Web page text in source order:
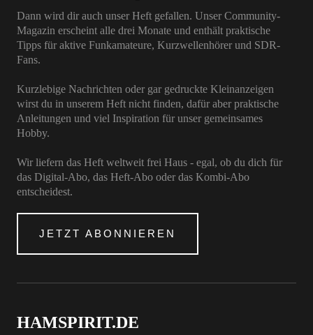
Dann wird dir auch unser Heft gefallen. Unser Community-
Magazin erscheint alle drei Monate und enthält praktische
Tipps für aktive Funkamateure, Kurzwellenhörer und SDR-
Fans.
Kurzlebige Nachrichten oder gar gedruckte Kleinanzeigen
wirst du in unserem Heft nicht finden, dafür aber praktische
Anleitungen und viel Inspiration für unser gemeinsames
Hobby.
Wir liefern das Heft weltweit frei Haus - egal, ob du dich für
das Digital-Abo, das Heft-Abo oder das Kombi-Abo
entscheidest.
JETZT ABONNIEREN
HAMSPIRIT.DE